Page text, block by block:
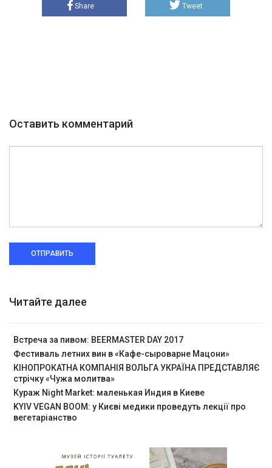
Share Tweet
Оставить комментарий
ОТПРАВИТЬ
Читайте далее
Встреча за пивом: BEERMASTER DAY 2017
Фестиваль летних вин в «Кафе-сыроварне Мацони»
КІНОПРОКАТНА КОМПАНІЯ ВОЛЬГА УКРАЇНА ПРЕДСТАВЛЯЄ
стрічку «Чужа молитва»
Кураж Night Market: маленькая Индия в Киеве
KYIV VEGAN BOOM: у Києві медики проведуть лекції про
вегетаріанство